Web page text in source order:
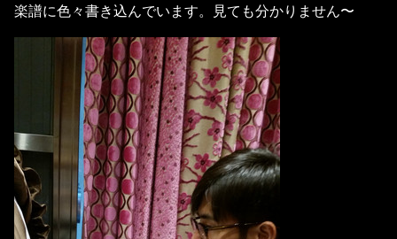
楽譜に色々書き込んでいます。見ても分かりません〜